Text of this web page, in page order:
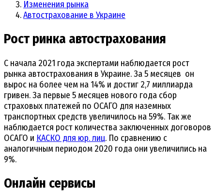
Изменения рынка
Автострахование в Украине
Рост ринка автострахования
С начала 2021 года экспертами наблюдается рост
рынка автострахования в Украине. За 5 месяцев он
вырос на более чем на 14% и достиг 2,7 миллиарда
гривен. За первые 5 месяцев нового года сбор
страховых платежей по ОСАГО для наземных
транспортных средств увеличилось на 59%. Так же
наблюдается рост количества заключенных договоров
ОСАГО и КАСКО для юр. лиц. По сравнению с
аналогичным периодом 2020 года они увеличились на
9%.
Онлайн сервисы